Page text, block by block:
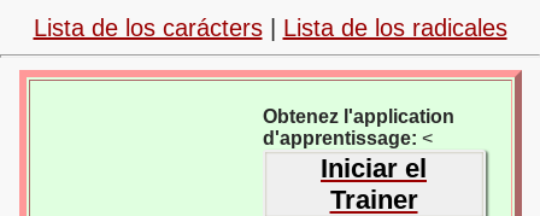
Lista de los carácters| Lista de los radicales
Obtenez l'application
d'apprentissage: <
Iniciar el
Trainer